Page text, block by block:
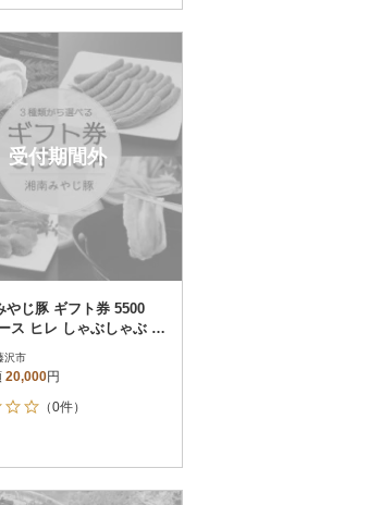
受付期間外
やじ豚 ギフト券 5500
ス ヒレ しゃぶしゃぶ と
沢市
20,000円
（0件）